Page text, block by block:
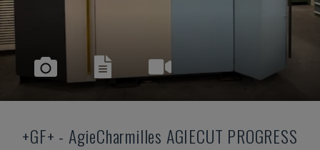
+GF+ - AgieCharmilles AGIECUT PROGRESS